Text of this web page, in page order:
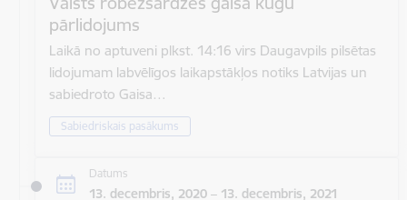
pārlidojums
Laikā no aptuveni plkst. 14:16 virs Daugavpils pilsētas
lidojumam labvēlīgos laikapstākļos notiks Latvijas un
sabiedroto Gaisa…
Sabiedriskais pasākums
Datums
13. decembris, 2020 – 13. decembris, 2021